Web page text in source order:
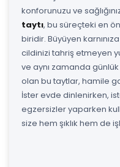
konforunuzu ve
taytı, bu süreçteki en
biridir. Büyüyen
cildinizi tahriş etmeyen
ve aynı zamanda
olan bu taytlar, hamile
İster evde dinlenirken,
egzersizler yaparken
size hem şıklık hem de